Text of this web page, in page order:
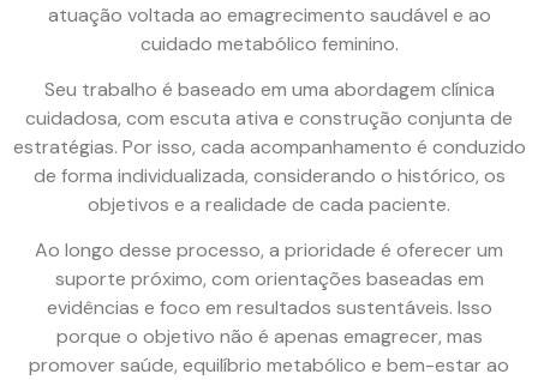
atuação voltada ao emagrecimento saudável e ao
cuidado metabólico feminino.
Seu trabalho é baseado em uma abordagem clínica
cuidadosa, com escuta ativa e construção conjunta de
estratégias. Por isso, cada acompanhamento é conduzido
de forma individualizada, considerando o histórico, os
objetivos e a realidade de cada paciente.
Ao longo desse processo, a prioridade é oferecer um
suporte próximo, com orientações baseadas em
evidências e foco em resultados sustentáveis. Isso
porque o objetivo não é apenas emagrecer, mas
promover saúde, equilíbrio metabólico e bem-estar ao